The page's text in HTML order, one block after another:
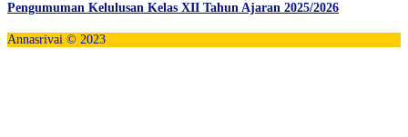
Pengumuman Kelulusan Kelas XII Tahun Ajaran 2025/2026
Annasrivai © 2023